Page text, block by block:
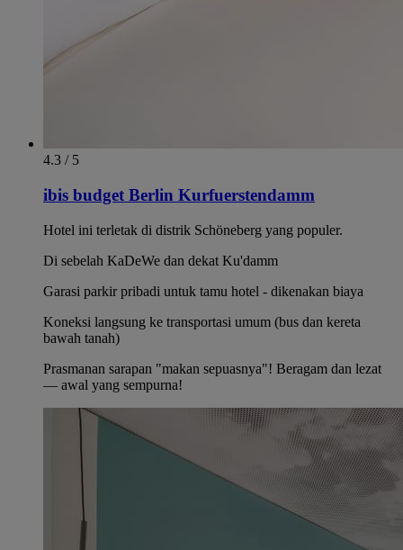
4.3 / 5
ibis budget Berlin Kurfuerstendamm
Hotel ini terletak di distrik Schöneberg yang populer.
Di sebelah KaDeWe dan dekat Ku'damm
Garasi parkir pribadi untuk tamu hotel - dikenakan biaya
Koneksi langsung ke transportasi umum (bus dan kereta
bawah tanah)
Prasmanan sarapan "makan sepuasnya"! Beragam dan lezat
— awal yang sempurna!